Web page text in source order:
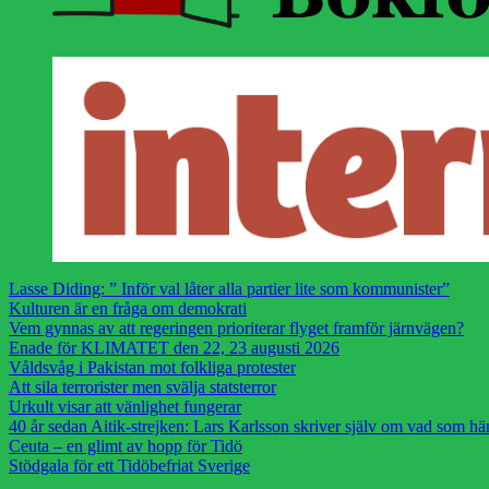
Lasse Diding: ” Inför val låter alla partier lite som kommunister”
Kulturen är en fråga om demokrati
Vem gynnas av att regeringen prioriterar flyget framför järnvägen?
Enade för KLIMATET den 22, 23 augusti 2026
Våldsvåg i Pakistan mot folkliga protester
Att sila terrorister men svälja statsterror
Urkult visar att vänlighet fungerar
40 år sedan Aitik-strejken: Lars Karlsson skriver själv om vad som
Ceuta – en glimt av hopp för Tidö
Stödgala för ett Tidöbefriat Sverige